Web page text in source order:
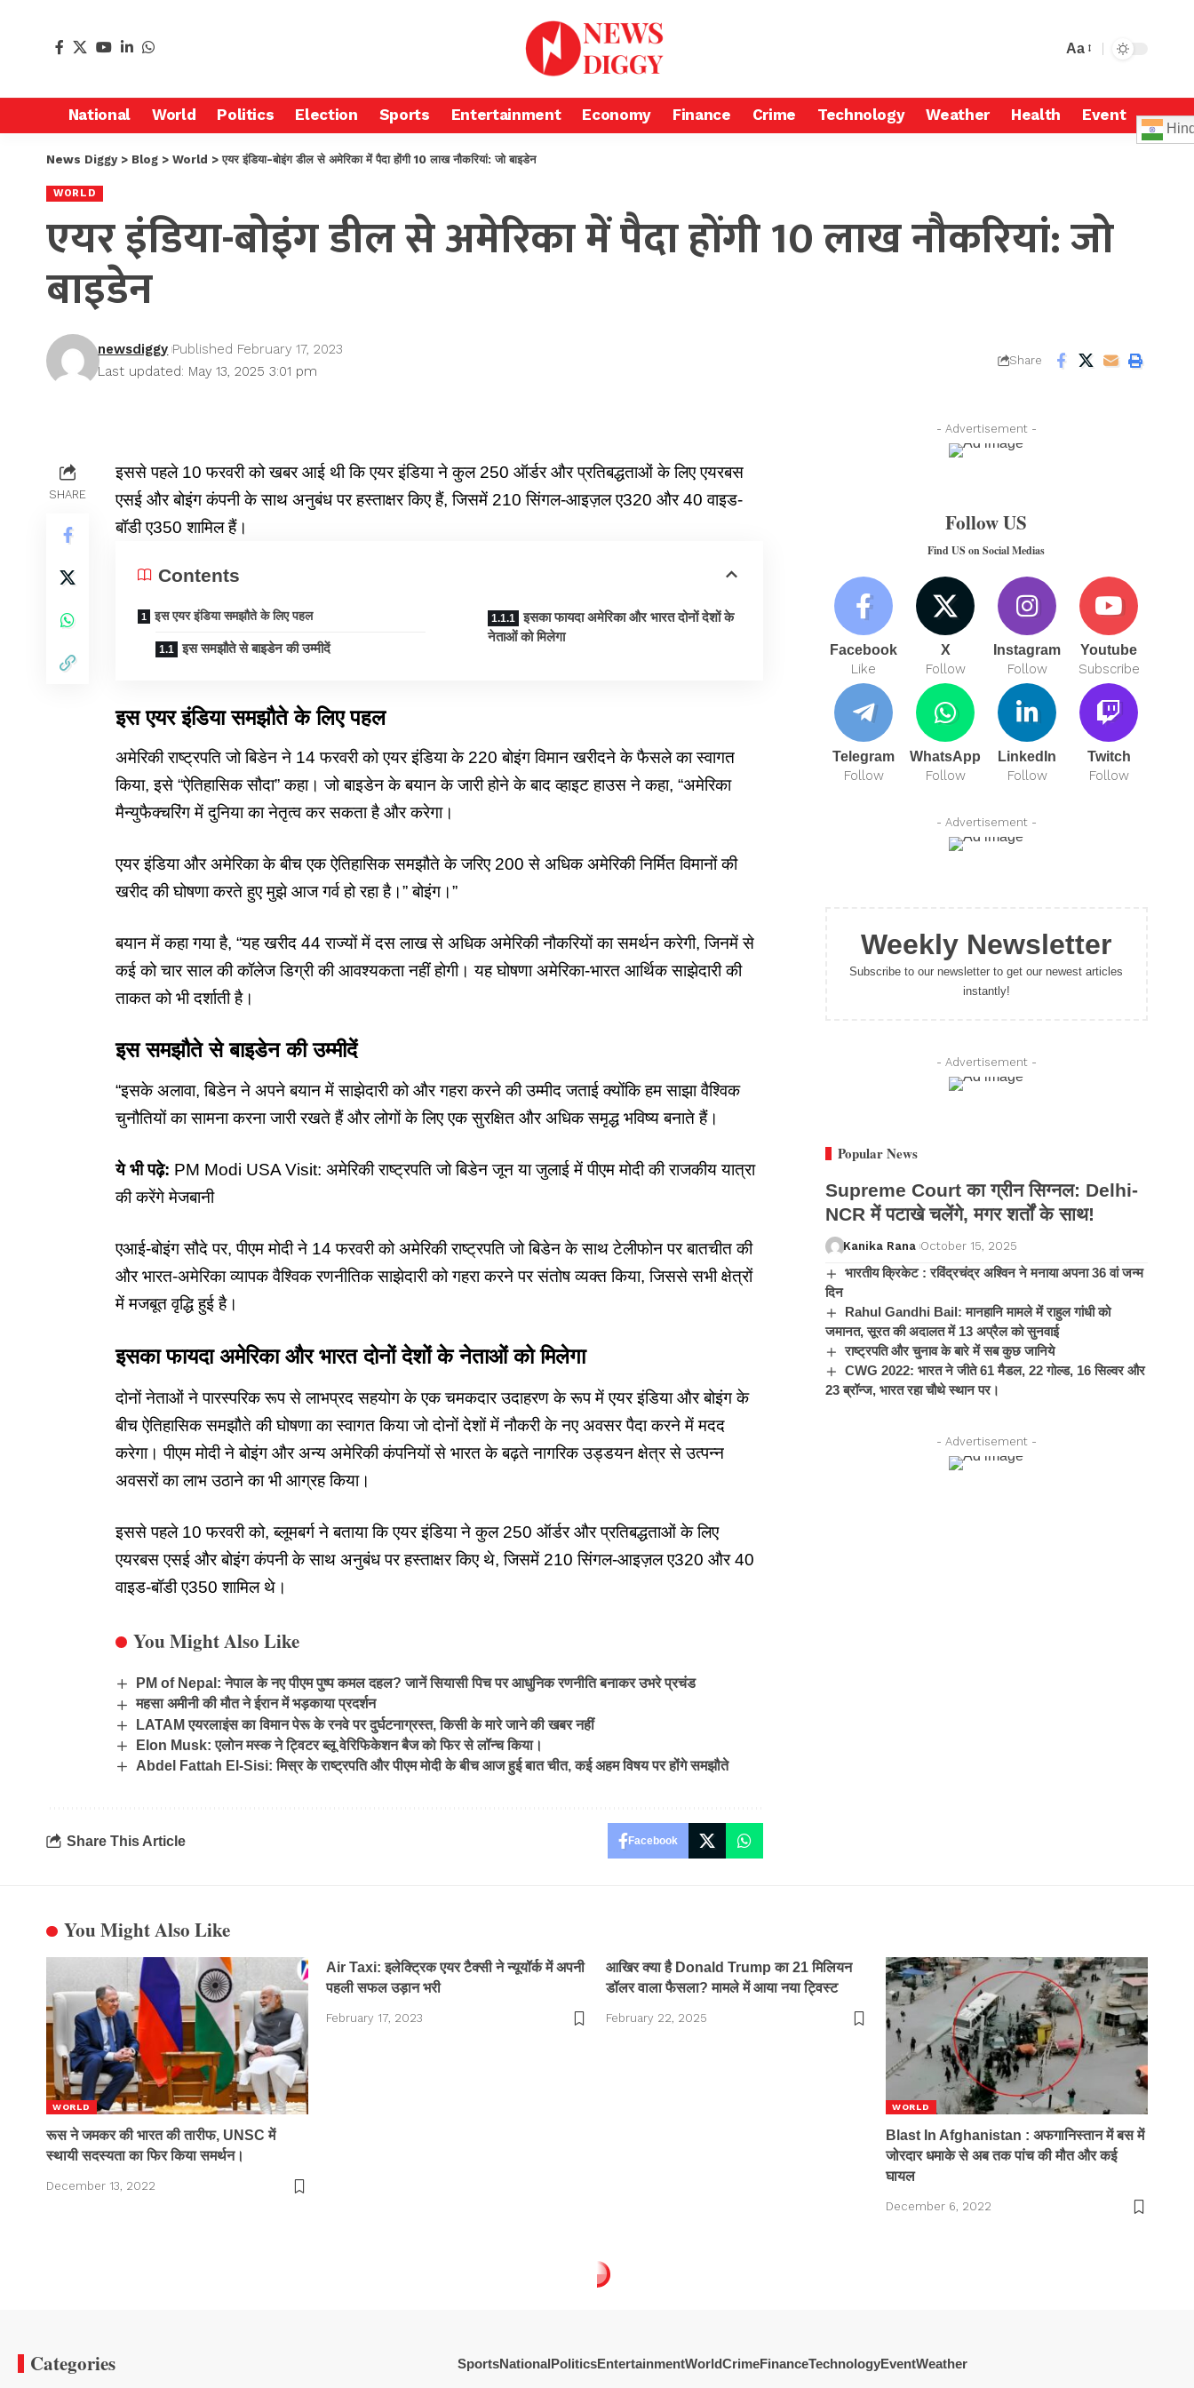
Aa
National World Politics Election Sports Entertainment Economy Finance Crime Technology Weather Health Event
News Diggy> Blog > World > एयर इंडिया-बोइंग डील से अमेरिका में पैदा होंगी 10 लाख नौकरियां: जो बाइडेन
WORLD
एयर इंडिया-बोइंग डील से अमेरिका में पैदा होंगी 10 लाख नौकरियां: जो
बाइडेन
Last updated: May 13, 2025 3:01 pm
newsdiggy Published February 17, 2023
Share
SHARE
इससे पहले 10 फरवरी को खबर आई थी कि एयर इंडिया ने कुल 250 ऑर्डर और प्रतिबद्धताओं के लिए एयरबस
एसई और बोइंग कंपनी के साथ अनुबंध पर हस्ताक्षर किए हैं, जिसमें 210 सिंगल-आइज़ल ए320 और 40 वाइड-
बॉडी ए350 शामिल हैं।
Contents
इस एयर इंडिया समझौते के लिए पहल
इस समझौते से बाइडेन की उम्मीदें
इसका फायदा अमेरिका और भारत दोनों देशों के
नेताओं को मिलेगा
इस एयर इंडिया समझौते के लिए पहल
अमेरिकी राष्ट्रपति जो बिडेन ने 14 फरवरी को एयर इंडिया के 220 बोइंग विमान खरीदने के फैसले का स्वागत
किया, इसे “ऐतिहासिक सौदा” कहा। जो बाइडेन के बयान के जारी होने के बाद व्हाइट हाउस ने कहा, “अमेरिका
मैन्युफैक्चरिंग में दुनिया का नेतृत्व कर सकता है और करेगा।
एयर इंडिया और अमेरिका के बीच एक ऐतिहासिक समझौते के जरिए 200 से अधिक अमेरिकी निर्मित विमानों की
खरीद की घोषणा करते हुए मुझे आज गर्व हो रहा है।” बोइंग।”
बयान में कहा गया है, “यह खरीद 44 राज्यों में दस लाख से अधिक अमेरिकी नौकरियों का समर्थन करेगी, जिनमें से
कई को चार साल की कॉलेज डिग्री की आवश्यकता नहीं होगी। यह घोषणा अमेरिका-भारत आर्थिक साझेदारी की
ताकत को भी दर्शाती है।
इस समझौते से बाइडेन की उम्मीदें
“इसके अलावा,बिडेन ने अपने बयानमें साझेदारी को और गहरा करने की उम्मीद जताई क्योंकि हम साझा वैश्विक
चुनौतियों का सामना करना जारी रखते हैं और लोगों के लिए एक सुरक्षित और अधिक समृद्ध भविष्य बनाते हैं।
ये भी पढ़े: PM Modi USA Visit: अमेरिकी राष्ट्रपति जो बिडेन जून या जुलाई में पीएम मोदी की राजकीय यात्रा
की करेंगे मेजबानी
एआई-बोइंग सौदे पर, पीएम मोदी ने 14 फरवरी को अमेरिकी राष्ट्रपति जो बिडेन के साथ टेलीफोन पर बातचीत की
और भारत-अमेरिका व्यापक वैश्विक रणनीतिक साझेदारी को गहरा करने पर संतोष व्यक्त किया, जिससे सभी क्षेत्रों
में मजबूत वृद्धि हुई है।
इसका फायदा अमेरिका और भारत दोनों देशों के नेताओं को मिलेगा
दोनों नेताओं ने पारस्परिक रूप से लाभप्रद सहयोग के एक चमकदार उदाहरण के रूप में एयर इंडिया और बोइंग के
बीच ऐतिहासिक समझौते की घोषणा का स्वागत किया जो दोनों देशों में नौकरी के नए अवसर पैदा करने में मदद
करेगा। पीएम मोदी ने बोइंग और अन्य अमेरिकी कंपनियों से भारत के बढ़ते नागरिक उड्डयन क्षेत्र से उत्पन्न
अवसरों का लाभ उठाने का भी आग्रह किया।
इससे पहले 10 फरवरी को, ब्लूमबर्ग ने बताया कि एयर इंडिया ने कुल 250 ऑर्डर और प्रतिबद्धताओं के लिए
एयरबस एसई और बोइंग कंपनी के साथ अनुबंध पर हस्ताक्षर किए थे, जिसमें 210 सिंगल-आइज़ल ए320 और 40
वाइड-बॉडी ए350 शामिल थे।
You Might Also Like
PM of Nepal: नेपाल के नए पीएम पुष्प कमल दहल? जानें सियासी पिच पर आधुनिक रणनीति बनाकर उभरे प्रचंड
महसा अमीनी की मौत ने ईरान में भड़काया प्रदर्शन
LATAM एयरलाइंस का विमान पेरू के रनवे पर दुर्घटनाग्रस्त, किसी के मारे जाने की खबर नहीं
Elon Musk: एलोन मस्क ने ट्विटर ब्लू वेरिफिकेशन बैज को फिर से लॉन्च किया।
Abdel Fattah El-Sisi: मिस्र के राष्ट्रपति और पीएम मोदी के बीच आज हुई बात चीत, कई अहम विषय पर होंगे समझौते
Share This Article Facebook
- Advertisement -
Follow US
Find US on Social Medias
Facebook
Like
X
Follow
Instagram
Follow
Youtube
Subscribe
Telegram
Follow
WhatsApp
Follow
LinkedIn
Follow
Twitch
Follow
- Advertisement -
Weekly Newsletter
Subscribe to our newsletter to get our newest articles
instantly!
- Advertisement -
Popular News
Supreme Court का ग्रीन सिग्नल: Delhi-
NCR में पटाखे चलेंगे, मगर शर्तों के साथ!
Kanika Rana October 15, 2025
भारतीय क्रिकेट : रविंद्रचंद्र अश्विन ने मनाया अपना 36 वां जन्म
दिन
Rahul Gandhi Bail: मानहानि मामले में राहुल गांधी को
जमानत, सूरत की अदालत में 13 अप्रैल को सुनवाई
राष्ट्रपति और चुनाव के बारे में सब कुछ जानिये
CWG 2022: भारत ने जीते 61 मैडल, 22 गोल्ड, 16 सिल्वर और
23 ब्रॉन्ज, भारत रहा चौथे स्थान पर।
- Advertisement -
You Might Also Like
WORLD
रूस ने जमकर की भारत की तारीफ, UNSC में
स्थायी सदस्यता का फिर किया समर्थन।
December 13, 2022
Air Taxi: इलेक्ट्रिक एयर टैक्सी ने न्यूयॉर्क में अपनी
पहली सफल उड़ान भरी
February 17, 2023
आखिर क्या है Donald Trump का 21 मिलियन
डॉलर वाला फैसला? मामले में आया नया ट्विस्ट
February 22, 2025
WORLD
Blast In Afghanistan : अफगानिस्तान में बस में
जोरदार धमाके से अब तक पांच की मौत और कई
घायल
December 6, 2022
Categories SportsNationalPoliticsEntertainmentWorldCrimeFinanceTechnologyEventWeather